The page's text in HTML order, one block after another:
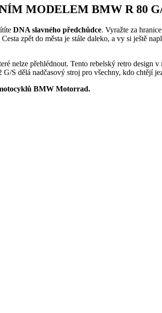
MODELEM BMW R 80
DNA slavného předchůdce. Vyražte za
zpět do města je stále daleko, a vy si ještě
nelze přehlédnout. Tento rebelský retro design
G/S dělá nadčasový stroj pro všechny, kdo chtějí
BMW Motorrad.